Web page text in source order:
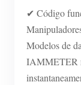
✔ Código
Modelos de
IAMMETER